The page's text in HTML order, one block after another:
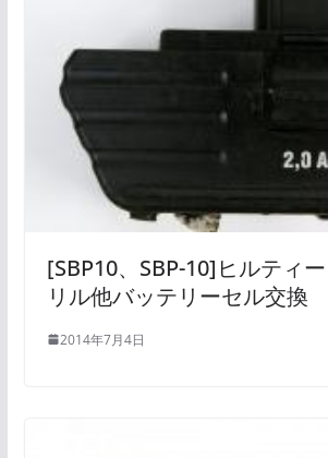
[SBP10、SBP-10]ヒルティ
リル他バッテリーセル交換
2014年7月4日